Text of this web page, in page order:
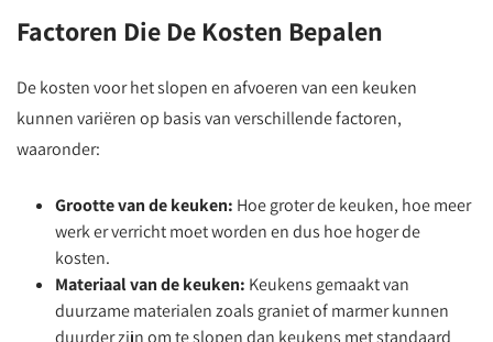
Factoren Die De Kosten Bepalen
De kosten voor het slopen en afvoeren van een keuken
kunnen variëren op basis van verschillende factoren,
waaronder:
Grootte van de keuken: Hoe groter de keuken, hoe meer
werk er verricht moet worden en dus hoe hoger de
kosten.
Materiaal van de keuken: Keukens gemaakt van
duurzame materialen zoals graniet of marmer kunnen
duurder zijn om te slopen dan keukens met standaard